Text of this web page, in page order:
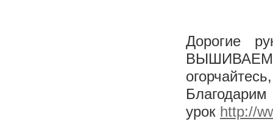
Дорогие
урок http://